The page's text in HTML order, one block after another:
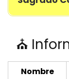
⛪
Nombre